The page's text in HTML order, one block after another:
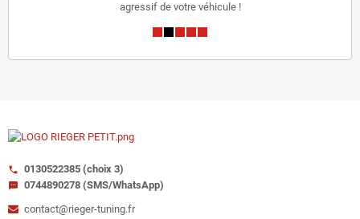
agressif de votre véhicule !
call 0130522385 (choix 3)
sms
0744890278 (SMS/WhatsApp)
contact@rieger-tuning.fr